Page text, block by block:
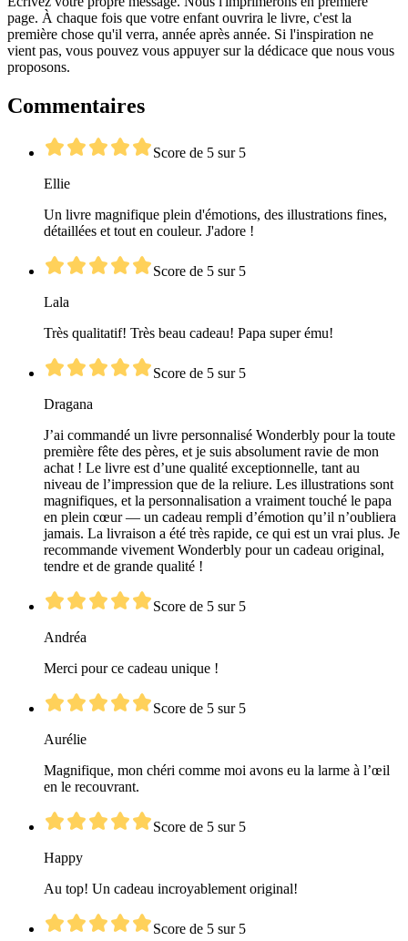
page. À chaque fois que votre enfant ouvrira le livre, c'est la
première chose qu'il verra, année après année. Si l'inspiration ne
vient pas, vous pouvez vous appuyer sur la dédicace que nous vous
proposons.
Commentaires
Score de 5 sur 5
Ellie
Un livre magnifique plein d'émotions, des illustrations fines,
détaillées et tout en couleur. J'adore !
Score de 5 sur 5
Lala
Très qualitatif! Très beau cadeau! Papa super ému!
Score de 5 sur 5
Dragana
J’ai commandé un livre personnalisé Wonderbly pour la toute
première fête des pères, et je suis absolument ravie de mon
achat ! Le livre est d’une qualité exceptionnelle, tant au
niveau de l’impression que de la reliure. Les illustrations sont
magnifiques, et la personnalisation a vraiment touché le papa
en plein cœur — un cadeau rempli d’émotion qu’il n’oubliera
jamais. La livraison a été très rapide, ce qui est un vrai plus. Je
recommande vivement Wonderbly pour un cadeau original,
tendre et de grande qualité !
Score de 5 sur 5
Andréa
Merci pour ce cadeau unique !
Score de 5 sur 5
Aurélie
Magnifique, mon chéri comme moi avons eu la larme à l’œil
en le recouvrant.
Score de 5 sur 5
Happy
Au top! Un cadeau incroyablement original!
Score de 5 sur 5